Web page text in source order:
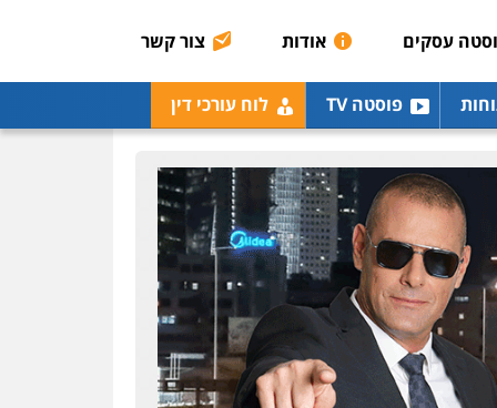
עסקים אודות צור קשר
פוסטה TV לוח עורכי דין